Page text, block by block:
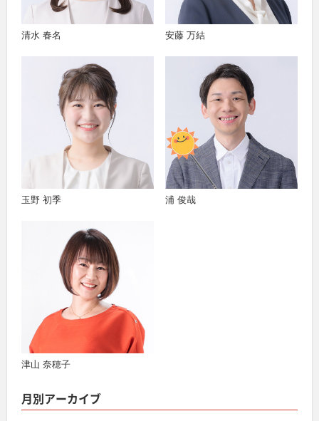
清水 春名 安藤 万結
玉野 初季 浦 俊哉
津山 奈穂子
月別アーカイブ